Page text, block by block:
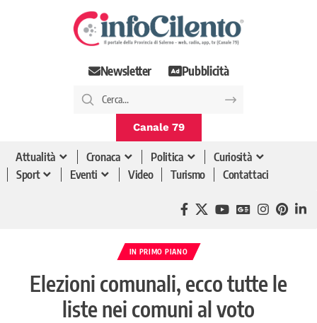
Newsletter Pubblicità
Canale 79
Attualità Cronaca Politica
Curiosità
Sport
Eventi Video Turismo Contattaci
IN PRIMO PIANO
Elezioni comunali, ecco tutte le
liste nei comuni al voto